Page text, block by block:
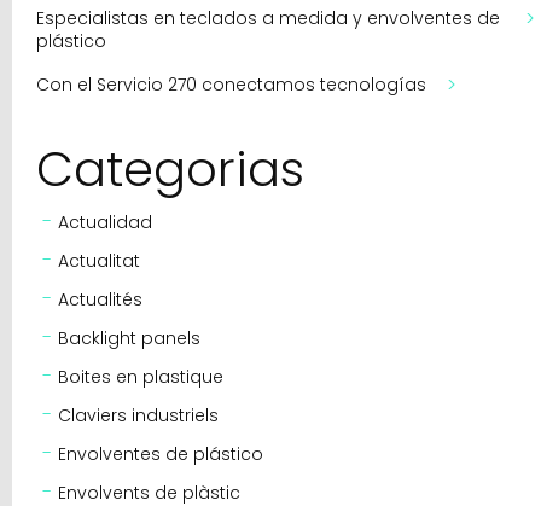
Especialistas en teclados a medida y envolventes de
plástico
Con el Servicio 270 conectamos tecnologías
Categorias
Actualidad
Actualitat
Actualités
Backlight panels
Boites en plastique
Claviers industriels
Envolventes de plástico
Envolvents de plàstic